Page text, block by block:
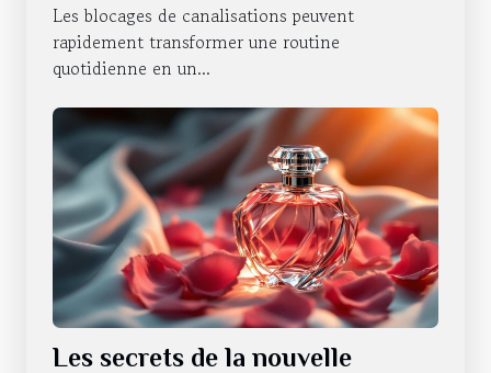
Les blocages de canalisations peuvent
rapidement transformer une routine
quotidienne en un...
Les secrets de la nouvelle